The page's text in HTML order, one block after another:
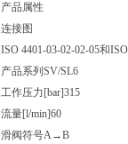
产品属性
连接图
ISO 4401-03-02-02-05和
产品系列 SV/SL6
工作压力[bar]315
流量[l/min]60
滑阀符号A→B